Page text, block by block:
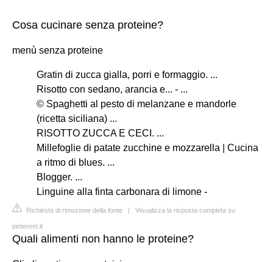
Cosa cucinare senza proteine?
menù senza proteine
Gratin di zucca gialla, porri e formaggio. ...
Risotto con sedano, arancia e... - ...
© Spaghetti al pesto di melanzane e mandorle
(ricetta siciliana) ...
RISOTTO ZUCCA E CECI. ...
Millefoglie di patate zucchine e mozzarella | Cucina
a ritmo di blues. ...
Blogger. ...
Linguine alla finta carbonara di limone -
Richiesta di rimozione della fonte | Visualizza la risposta completa su
pinterest.it
Quali alimenti non hanno le proteine?